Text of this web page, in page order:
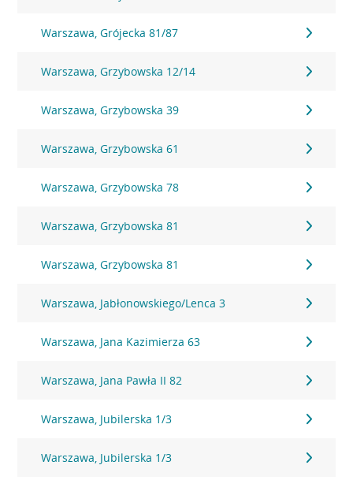
Warszawa, Grójecka 81/87
Warszawa, Grzybowska 12/14
Warszawa, Grzybowska 39
Warszawa, Grzybowska 61
Warszawa, Grzybowska 78
Warszawa, Grzybowska 81
Warszawa, Grzybowska 81
Warszawa, Jabłonowskiego/Lenca 3
Warszawa, Jana Kazimierza 63
Warszawa, Jana Pawła II 82
Warszawa, Jubilerska 1/3
Warszawa, Jubilerska 1/3